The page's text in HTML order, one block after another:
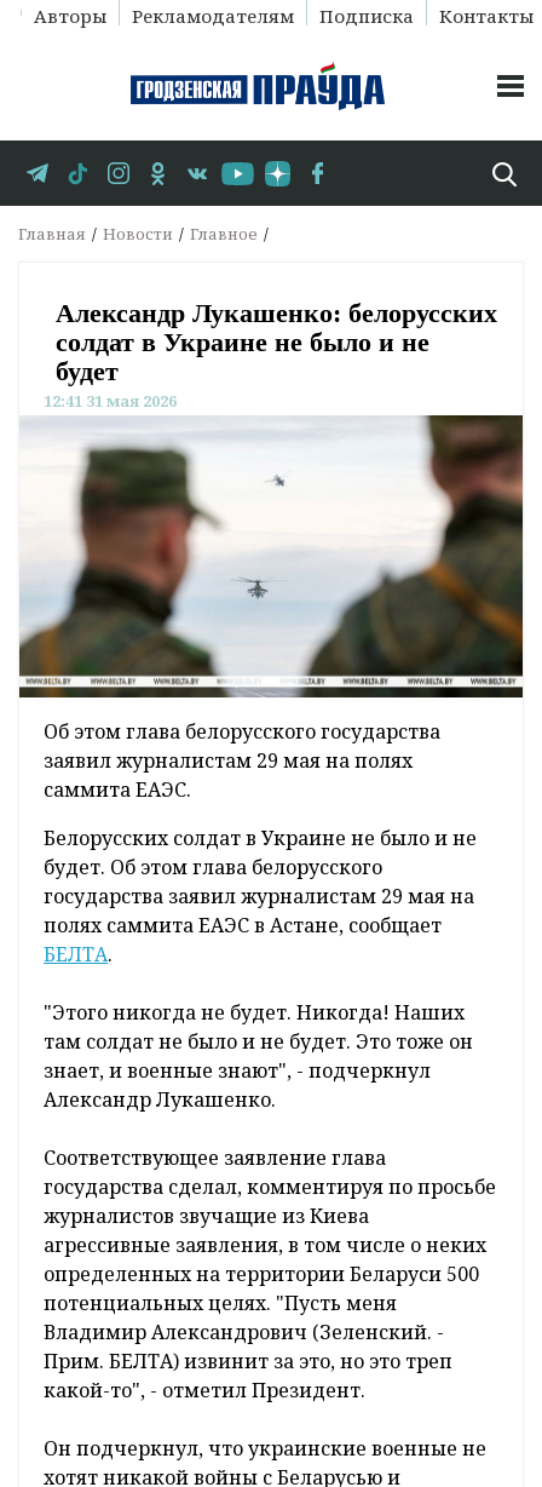
Авторы Рекламодателям Подписка Контакты
Главная Новости Главное
Александр Лукашенко: белорусских
солдат в Украине не было и не
будет
12:41 31 мая 2026
Об этом глава белорусского государства
заявил журналистам 29 мая на полях
саммита ЕАЭС.
Белорусских солдат в Украине не было и не
будет. Об этом глава белорусского
государства заявил журналистам 29 мая на
полях саммита ЕАЭС в Астане, сообщает
БЕЛТА.
"Этого никогда не будет. Никогда! Наших
там солдат не было и не будет. Это тоже он
знает, и военные знают", - подчеркнул
Александр Лукашенко.
Соответствующее заявление глава
государства сделал, комментируя по просьбе
журналистов звучащие из Киева
агрессивные заявления, в том числе о неких
определенных на территории Беларуси 500
потенциальных целях. "Пусть меня
Владимир Александрович (Зеленский. -
Прим. БЕЛТА) извинит за это, но это треп
какой-то", - отметил Президент.
Он подчеркнул, что украинские военные не
хотят никакой войны с Беларусью и